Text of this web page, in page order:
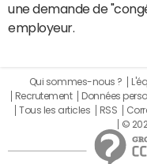
une demande de
employeur.
Qui sommes-nous ?
Recrutement
Données
Tous les articles
RSS
©